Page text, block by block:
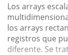
Los arrays
los arrays
registros que
diferente. Se